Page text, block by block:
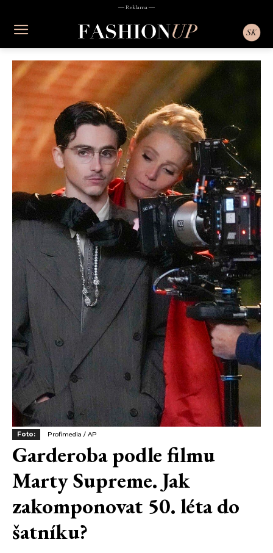
― Reklama ―
Foto: Profimedia / AP
Garderoba podle filmu
Marty Supreme. Jak
zakomponovat 50. léta do
šatníku?